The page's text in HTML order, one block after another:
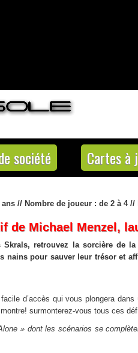
société Cartes à
// Nombre de joueur : de 2 à 4
de Michael Menzel,
Skrals, retrouvez la sorcière de
nains pour sauver leur trésor et
d’accès qui vous plongera
surmonterez-vous tous ces
» dont les scénarios se